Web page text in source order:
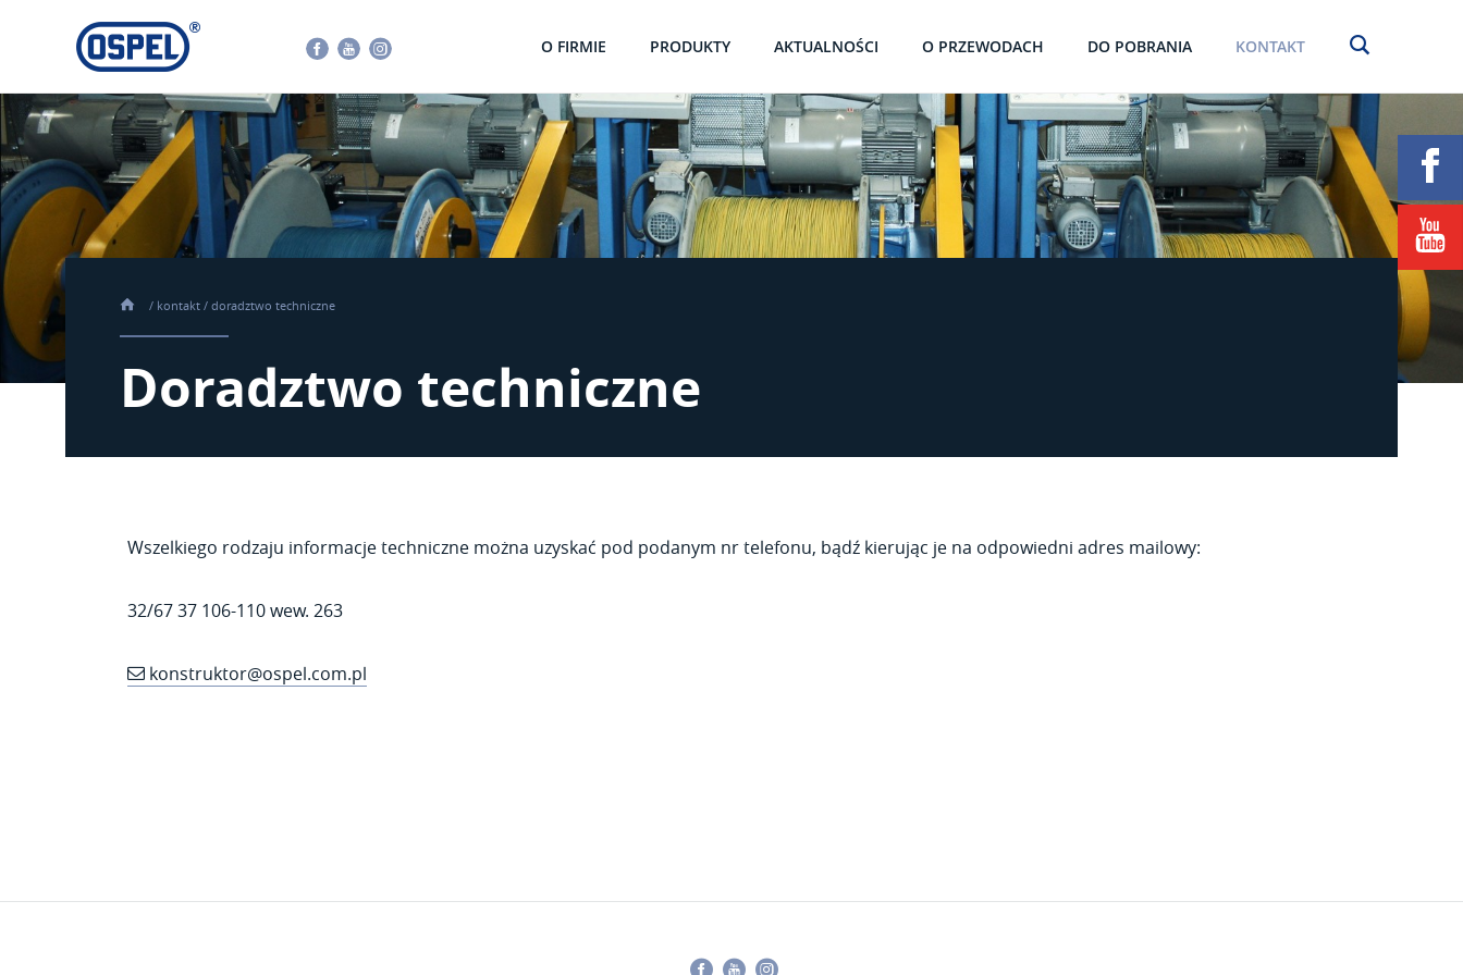
Instagram O FIRMIE PRODUKTY AKTUALNOŚCI O PRZEWODACH DO POBRANIA KONTAKT
/ kontakt / doradztwo techniczne
Doradztwo techniczne
Wszelkiego rodzaju informacje techniczne można uzyskać pod podanym nr telefonu, bądź kierując je na odpowiedni adres mailowy:
32/67 37 106-110 wew. 263
konstruktor@ospel.com.pl
Instagram